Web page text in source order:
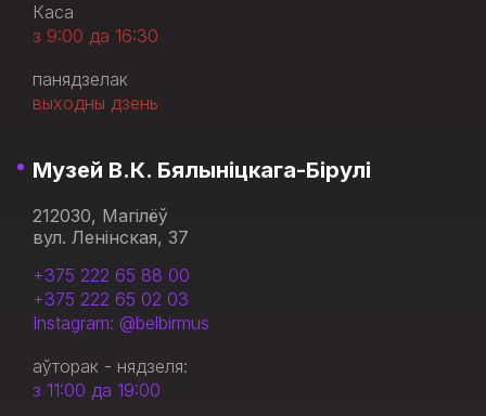
Каса
з 9:00 да 16:30
панядзелак
выходны дзень
Музей В.К. Бялыніцкага-Бірулі
212030, Магілёў
вул. Ленінская, 37
+375 222 65 88 00
+375 222 65 02 03
Instagram: @belbirmus
аўторак - нядзеля:
з 11:00 да 19:00